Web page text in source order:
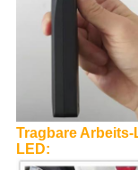
Tragbare Arbeits-
LED: